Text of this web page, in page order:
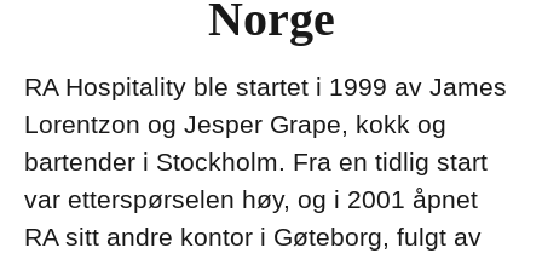
Norge
RA Hospitality ble startet i 1999 av James
Lorentzon og Jesper Grape, kokk og
bartender i Stockholm. Fra en tidlig start
var etterspørselen høy, og i 2001 åpnet
RA sitt andre kontor i Gøteborg, fulgt av